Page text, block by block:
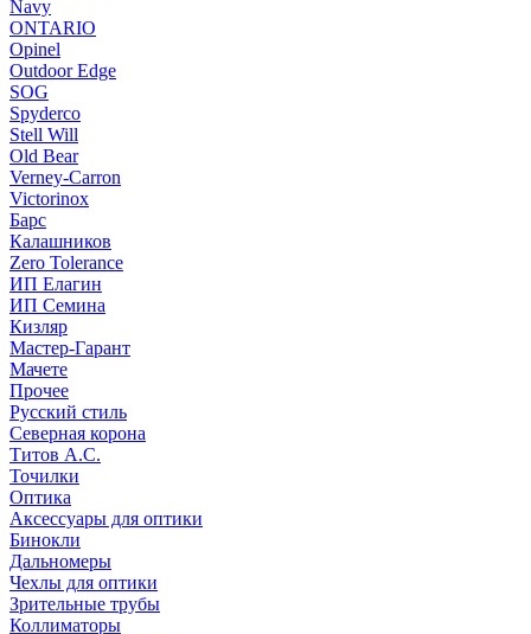
Navy
ONTARIO
Opinel
Outdoor Edge
SOG
Spyderco
Stell Will
Old Bear
Verney-Carron
Victorinox
Барс
Калашников
Zero Tolerance
ИП Елагин
ИП Семина
Кизляр
Мастер-Гарант
Мачете
Прочее
Русский стиль
Северная корона
Титов А.С.
Точилки
Оптика
Аксессуары для оптики
Бинокли
Дальномеры
Чехлы для оптики
Зрительные трубы
Коллиматоры